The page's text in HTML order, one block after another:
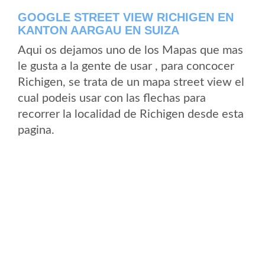
GOOGLE STREET VIEW RICHIGEN EN
KANTON AARGAU EN SUIZA
Aqui os dejamos uno de los Mapas que mas
le gusta a la gente de usar , para concocer
Richigen, se trata de un mapa street view el
cual podeis usar con las flechas para
recorrer la localidad de Richigen desde esta
pagina.